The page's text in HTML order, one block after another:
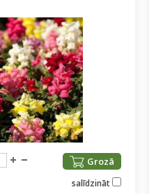
Grozā
salīdzināt